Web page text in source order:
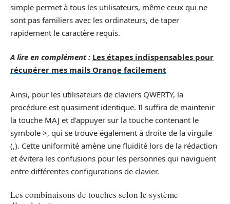
simple permet à tous les utilisateurs, même ceux qui ne
sont pas familiers avec les ordinateurs, de taper
rapidement le caractère requis.
A lire en complément : Les étapes indispensables pour
récupérer mes mails Orange facilement
Ainsi, pour les utilisateurs de claviers QWERTY, la
procédure est quasiment identique. Il suffira de maintenir
la touche MAJ et d’appuyer sur la touche contenant le
symbole >, qui se trouve également à droite de la virgule
(,). Cette uniformité amène une fluidité lors de la rédaction
et évitera les confusions pour les personnes qui naviguent
entre différentes configurations de clavier.
Les combinaisons de touches selon le système